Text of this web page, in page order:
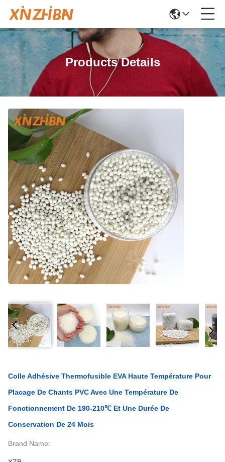
Products Details
Colle Adhésive Thermofusible EVA Haute Température Pour
Placage De Chants PVC Avec Une Température De
Fonctionnement De 190-210℃ Et Une Durée De
Conservation De 24 Mois
Brand Name: